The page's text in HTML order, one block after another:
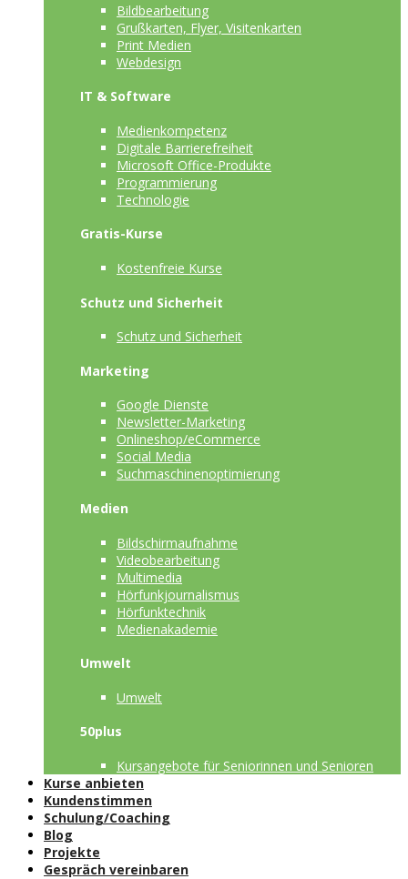
Bildbearbeitung
Grußkarten, Flyer, Visitenkarten
Print Medien
Webdesign
IT & Software
Medienkompetenz
Digitale Barrierefreiheit
Microsoft Office-Produkte
Programmierung
Technologie
Gratis-Kurse
Kostenfreie Kurse
Schutz und Sicherheit
Schutz und Sicherheit
Marketing
Google Dienste
Newsletter-Marketing
Onlineshop/eCommerce
Social Media
Suchmaschinenoptimierung
Medien
Bildschirmaufnahme
Videobearbeitung
Multimedia
Hörfunkjournalismus
Hörfunktechnik
Medienakademie
Umwelt
Umwelt
50plus
Kursangebote für Seniorinnen und Senioren
Kurse anbieten
Kundenstimmen
Schulung/Coaching
Blog
Projekte
Gespräch vereinbaren